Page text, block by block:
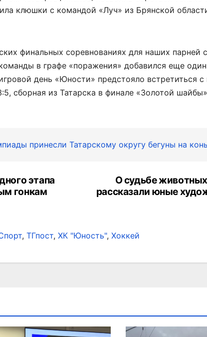
клюшки с командой «Луч» из Брянской
финальных соревнованиях для наших парней
в графе «поражения» добавился еще
день «Юности» предстояло встретиться
сборная из Татарска в финале «Золотой
принесли Татарскому округу бегуны на
О судьбе
рассказали юные
этапа
гонкам
, ТГпост, ХК "Юность", Хоккей